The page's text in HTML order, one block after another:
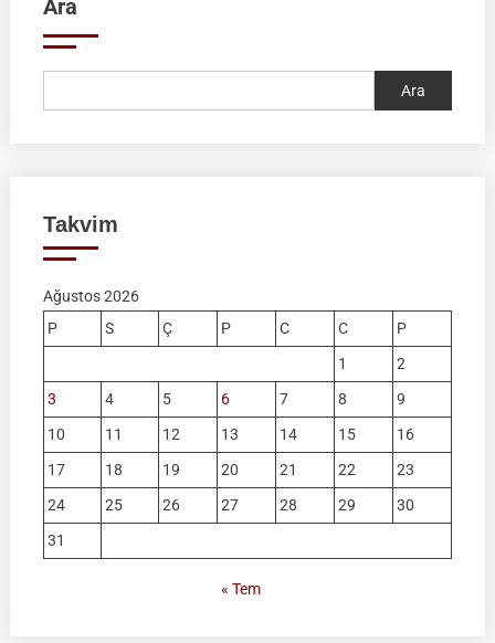
Ara
Ara
Takvim
Ağustos 2026
P
S Ç P C C
P
1
2
3
4 5 6 7 8
9
10
11 12 13 14 15
16
17
18 19 20 21 22
23
24
25 26 27 28 29
30
31
« Tem